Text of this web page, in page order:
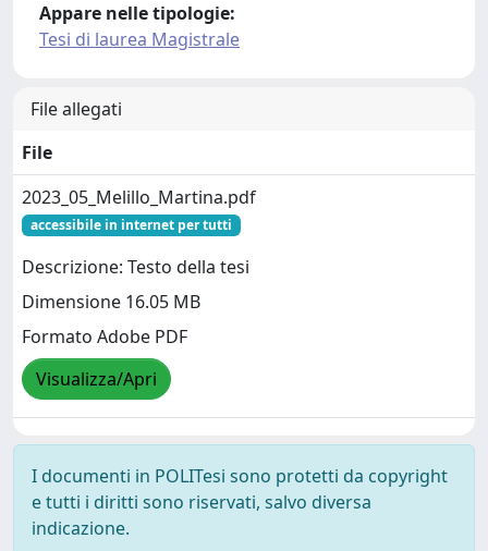
Appare nelle tipologie:
Tesi di laurea Magistrale
File allegati
File
2023_05_Melillo_Martina.pdf
accessibile in internet per tutti
Descrizione: Testo della tesi
Dimensione 16.05 MB
Formato Adobe PDF
Visualizza/Apri
I documenti in POLITesi sono protetti da copyright
e tutti i diritti sono riservati, salvo diversa
indicazione.